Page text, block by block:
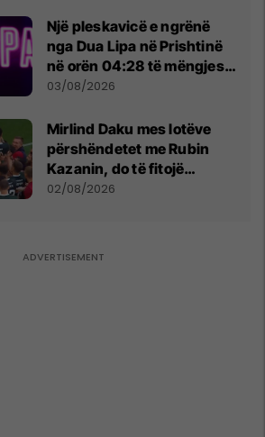
Një pleskavicë e ngrënë
nga Dua Lipa në Prishtinë
në orën 04:28 të mëngjesit
- dhe bota digjitale serbe
03/08/2026
Mirlind Daku mes lotëve
përshëndetet me Rubin
Kazanin, do të fitojë
miliona te Spartak Moska
02/08/2026